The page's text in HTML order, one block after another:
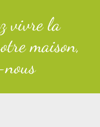
vivre la
maison,